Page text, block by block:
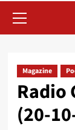
Magazine
Radio
(20-